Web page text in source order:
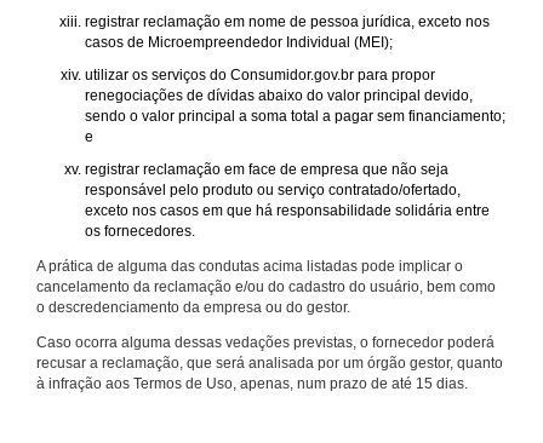
registrar reclamação em nome de pessoa jurídica, exceto nos
casos de Microempreendedor Individual (MEI);
utilizar os serviços do Consumidor.gov.br para propor
renegociações de dívidas abaixo do valor principal devido,
sendo o valor principal a soma total a pagar sem financiamento;
e
registrar reclamação em face de empresa que não seja
responsável pelo produto ou serviço contratado/ofertado,
exceto nos casos em que há responsabilidade solidária entre
os fornecedores.
A prática de alguma das condutas acima listadas pode implicar o
cancelamento da reclamação e/ou do cadastro do usuário, bem como
o descredenciamento da empresa ou do gestor.
Caso ocorra alguma dessas vedações previstas, o fornecedor poderá
recusar a reclamação, que será analisada por um órgão gestor, quanto
à infração aos Termos de Uso, apenas, num prazo de até 15 dias.